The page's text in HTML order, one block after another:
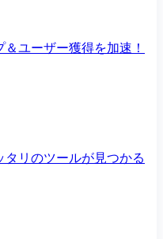
ユーザー獲得を加速！
リのツールが見つかる